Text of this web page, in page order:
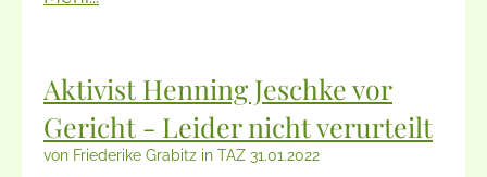
Aktivist Henning Jeschke vor
Gericht - Leider nicht verurteilt
von Friederike Grabitz in TAZ 31.01.2022